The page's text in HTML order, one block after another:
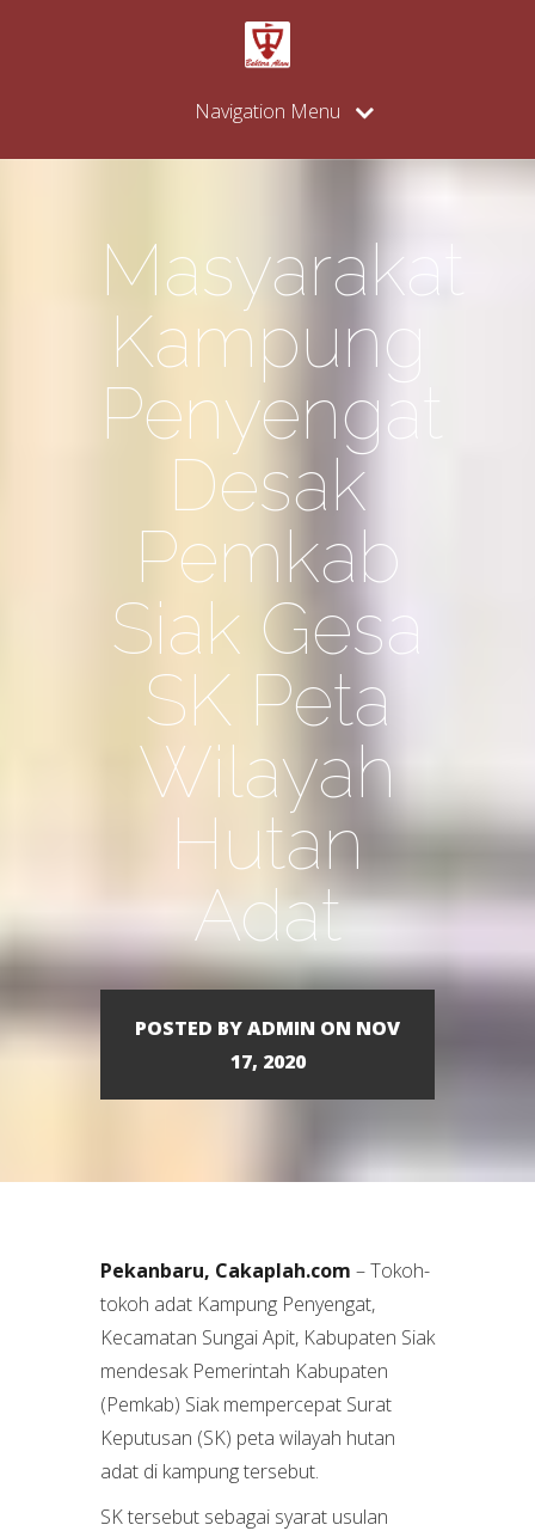
Navigation Menu
Masyarakat
Kampung
Penyengat
Desak
Pemkab
Siak Gesa
SK Peta
Wilayah
Hutan
Adat
POSTED BY ADMIN ON NOV
17, 2020
Pekanbaru, Cakaplah.com – Tokoh-
tokoh adat Kampung Penyengat,
Kecamatan Sungai Apit, Kabupaten Siak
mendesak Pemerintah Kabupaten
(Pemkab) Siak mempercepat Surat
Keputusan (SK) peta wilayah hutan
adat di kampung tersebut.
SK tersebut sebagai syarat usulan